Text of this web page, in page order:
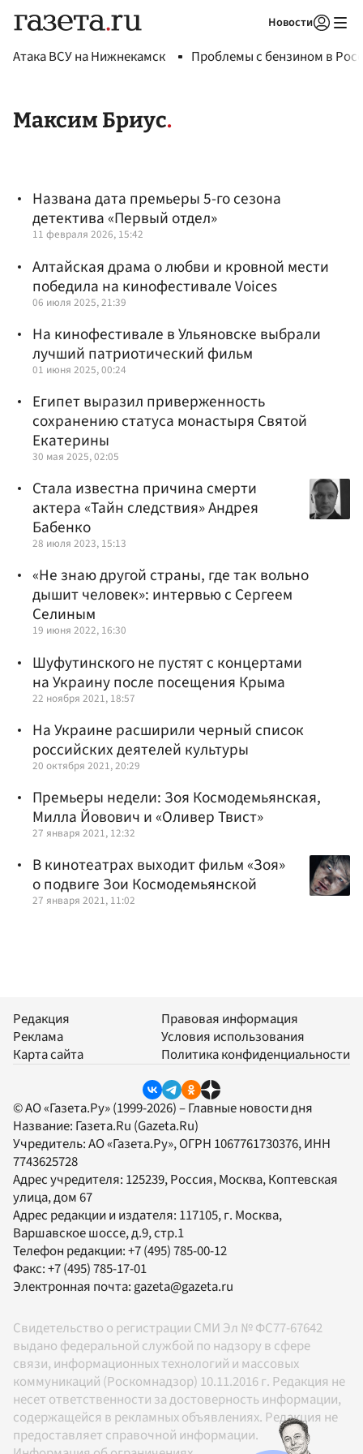
Новости
Атака ВСУ на Нижнекамск Проблемы с бензином в
Максим Бриус
Названа дата премьеры 5-го сезона
детектива «Первый отдел»
11 февраля 2026, 15:42
Алтайская драма о любви и кровной мести
победила на кинофестивале Voices
06 июля 2025, 21:39
На кинофестивале в Ульяновске выбрали
лучший патриотический фильм
01 июня 2025, 00:24
Египет выразил приверженность
сохранению статуса монастыря Святой
Екатерины
30 мая 2025, 02:05
Стала известна причина смерти
актера «Тайн следствия» Андрея
Бабенко
28 июля 2023, 15:13
«Не знаю другой страны, где так вольно
дышит человек»: интервью с Сергеем
Селиным
19 июня 2022, 16:30
Шуфутинского не пустят с концертами
на Украину после посещения Крыма
22 ноября 2021, 18:57
На Украине расширили черный список
российских деятелей культуры
20 октября 2021, 20:29
Премьеры недели: Зоя Космодемьянская,
Милла Йовович и «Оливер Твист»
27 января 2021, 12:32
В кинотеатрах выходит фильм «Зоя»
о подвиге Зои Космодемьянской
27 января 2021, 11:02
Редакция
Реклама
Карта сайта
Правовая информация
Условия использования
Политика конфиденциальности
© АО «Газета.Ру» (1999-2026) – Главные новости дня
Название: Газета.Ru (Gazeta.Ru)
Учредитель:АО «Газета.Ру», ОГРН 1067761730376, ИНН
7743625728
Адрес учредителя: 125239, Россия, Москва, Коптевская
улица, дом 67
Адрес редакции и издателя: 117105, г. Москва,
Варшавское шоссе, д.9, стр.1
Телефон редакции:+7 (495) 785-00-12
Факс:+7 (495) 785-17-01
Электронная почта:gazeta@gazeta.ru
Свидетельство о регистрации СМИ Эл № ФС77-67642
выдано федеральной службой по надзору в сфере
связи, информационных технологий и массовых
коммуникаций (Роскомнадзор) 10.11.2016 г. Редакция не
несет ответственности за достоверность информации,
содержащейся в рекламных объявлениях. Редакция не
предоставляет справочной информации.